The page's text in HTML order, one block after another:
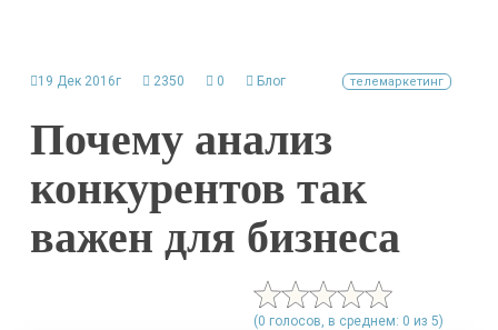
19 Дек 2016г 2350 0 Блог телемаркетинг
Почему анализ
конкурентов так
важен для бизнеса
(0 голосов, в среднем: 0 из 5)